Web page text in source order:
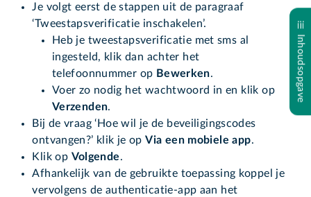
Je volgt eerst de stappen uit de paragraaf
‘Tweestapsverificatie inschakelen’.
Heb je tweestapsverificatie met sms al
ingesteld, klik dan achter het
telefoonnummer op Bewerken.
Voer zo nodig het wachtwoord in en klik op
Verzenden.
Bij de vraag ‘Hoe wil je de beveiligingscodes
ontvangen?’ klik je opVia een mobiele app.
Klik op Volgende.
Afhankelijk van de gebruikte toepassing koppel je
vervolgens de authenticatie-app aan het
Inhoudsopgave